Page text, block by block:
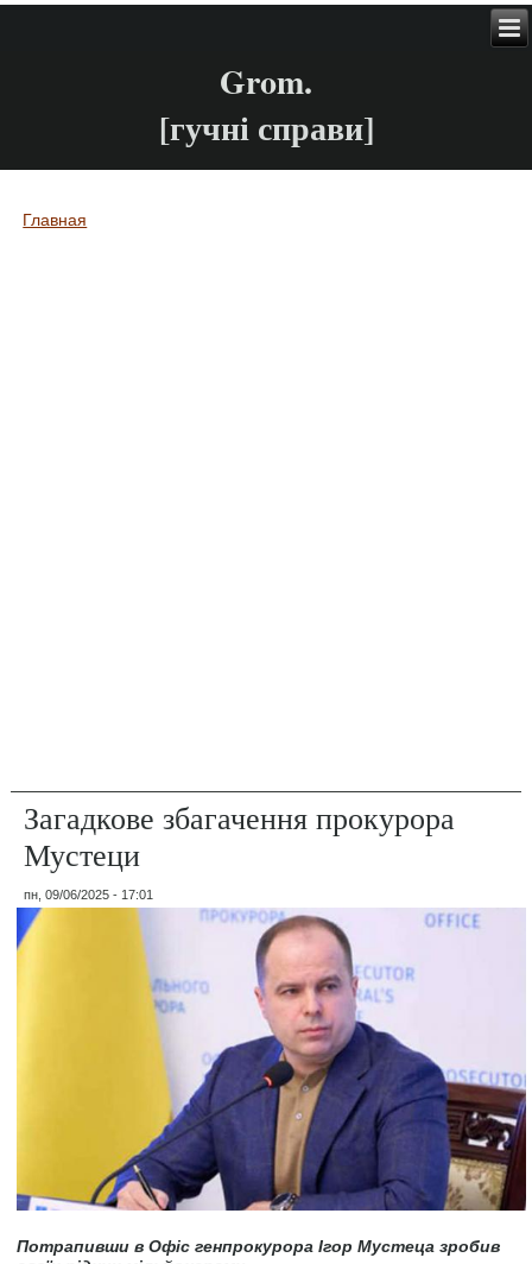
Grom.
[гучні справи]
Вы здесь
Главная
Загадкове збагачення прокурора
Мустеци
пн, 09/06/2025 - 17:01
Потрапивши в Офіс генпрокурора Ігор Мустеца зробив